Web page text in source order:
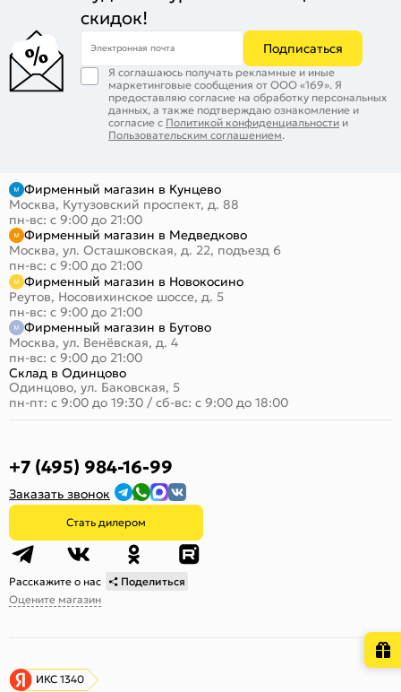
скидок!
Электронная почта Подписаться
Я соглашаюсь получать рекламные и иные
маркетинговые сообщения от ООО «169». Я
предоставляю согласие на обработку персональных
данных, а также подтверждаю ознакомление и
согласие с Политикой конфиденциальности и
Пользовательским соглашением.
Фирменный магазин в Кунцево
Москва, Кутузовский проспект, д. 88
пн-вс: с 9:00 до 21:00
Фирменный магазин в Медведково
Москва, ул. Осташковская, д. 22, подъезд 6
пн-вс: с 9:00 до 21:00
Фирменный магазин в Новокосино
Реутов, Носовихинское шоссе, д. 5
пн-вс: с 9:00 до 21:00
Фирменный магазин в Бутово
Москва, ул. Венёвская, д. 4
пн-вс: с 9:00 до 21:00
Склад в Одинцово
Одинцово, ул. Баковская, 5
пн-пт: с 9:00 до 19:30 / сб-вс: с 9:00 до 18:00
+7 (495) 984-16-99
Заказать звонок
Стать дилером
Расскажите о нас
Поделиться
Оцените магазин
ИКС 1340